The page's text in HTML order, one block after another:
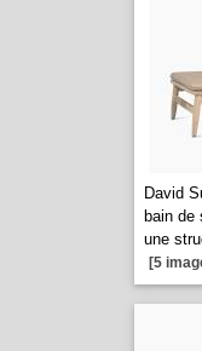
David
bain de
une
[5